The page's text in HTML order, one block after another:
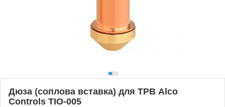
Дюза (соплова вставка) для ТРВ Alco
Controls TIO-005